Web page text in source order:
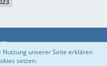
Nutzung unserer Seite erklären
setzen.